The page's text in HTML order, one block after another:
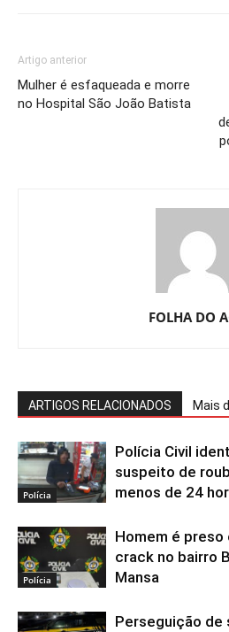
Artigo anterior
Mulher é esfaqueada e morre
no Hospital São João Batista
FOLHA DO
ARTIGOS RELACIONADOS Mais
Polícia
Polícia Civil
suspeito de
menos de 24
Polícia
Homem é
crack no bairro
Mansa
Perseguição de